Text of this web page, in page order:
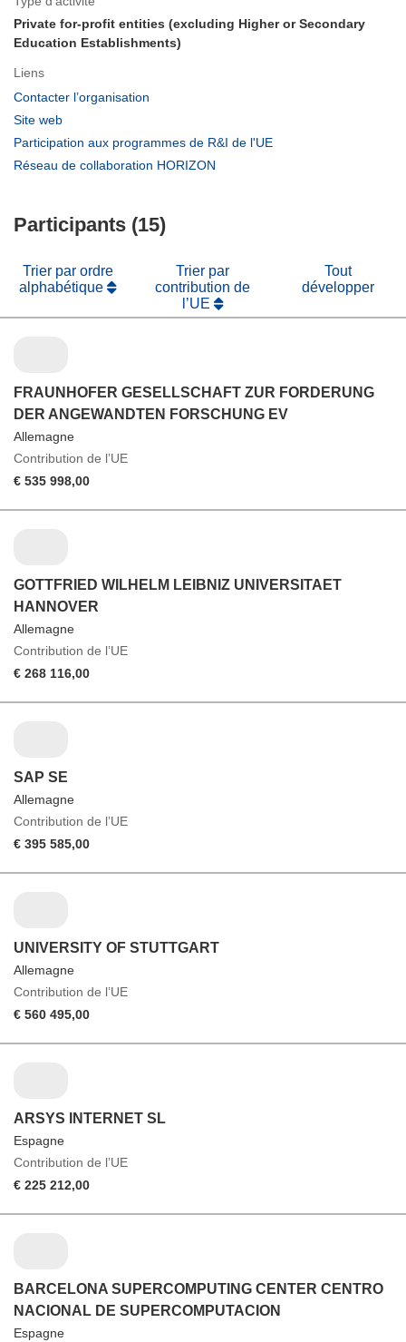
Private for-profit entities (excluding Higher or Secondary
Education Establishments)
Liens
Contacter l’organisation
fenêtre)
Site web
dans
Participation aux programmes de R&I de l'UE
Réseau de collaboration HORIZON
Participants (15)
Trier par ordre
alphabétique
Trier par
contribution de
l’UE
Tout
développer
FRAUNHOFER GESELLSCHAFT ZUR FORDERUNG
DER ANGEWANDTEN FORSCHUNG EV
Allemagne
Contribution de l’UE
€ 535 998,00
GOTTFRIED WILHELM LEIBNIZ UNIVERSITAET
HANNOVER
Allemagne
Contribution de l’UE
€ 268 116,00
SAP SE
Allemagne
Contribution de l’UE
€ 395 585,00
UNIVERSITY OF STUTTGART
Allemagne
Contribution de l’UE
€ 560 495,00
ARSYS INTERNET SL
Espagne
Contribution de l’UE
€ 225 212,00
BARCELONA SUPERCOMPUTING CENTER CENTRO
NACIONAL DE SUPERCOMPUTACION
Espagne